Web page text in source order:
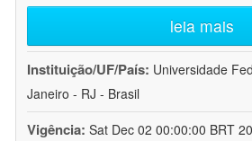
leia mais
Instituição/UF/País: Universidade
Janeiro - RJ - Brasil
Vigência: Sat Dec 02 00:00:00 BRT